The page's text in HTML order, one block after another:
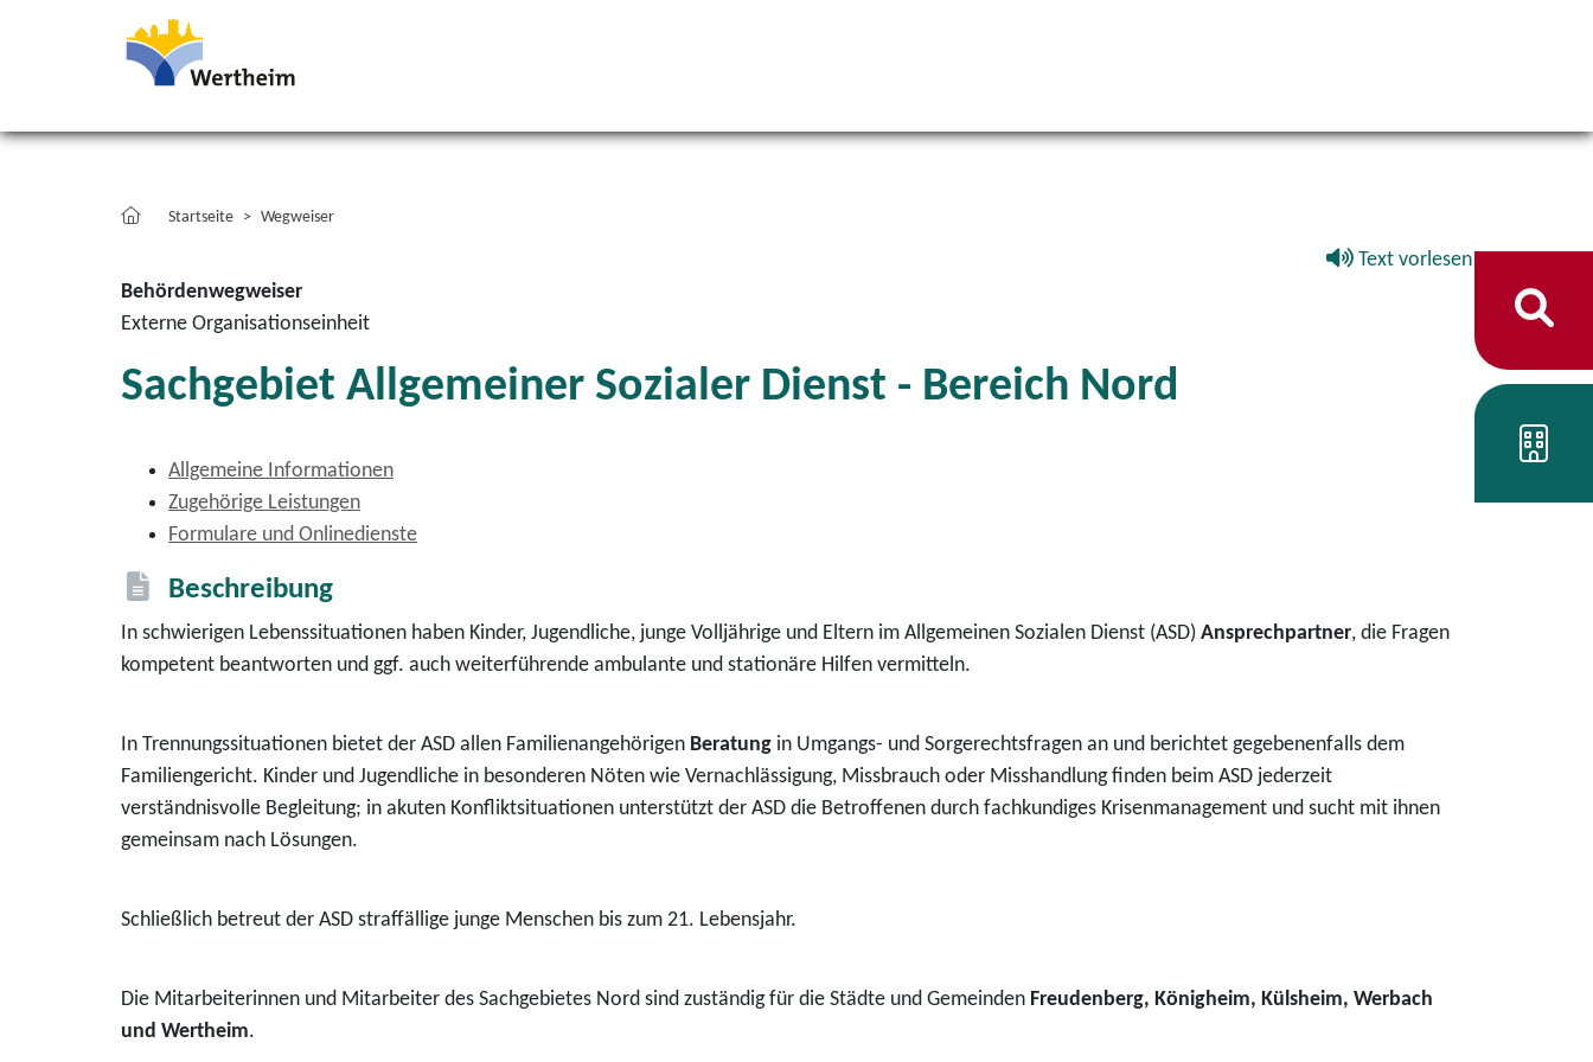
Startseite Wegweiser
Text vorlesen
Behördenwegweiser
Externe Organisationseinheit
Sachgebiet Allgemeiner Sozialer Dienst - Bereich Nord
Allgemeine Informationen
Zugehörige Leistungen
Formulare und Onlinedienste
Beschreibung
In schwierigen Lebenssituationen haben Kinder, Jugendliche, junge Volljährige und Eltern im Allgemeinen Sozialen Dienst (ASD) Ansprechpartner, die Fragen
kompetent beantworten und ggf. auch weiterführende ambulante und stationäre Hilfen vermitteln.
In Trennungssituationen bietet der ASD allen Familienangehörigen Beratung in Umgangs- und Sorgerechtsfragen an und berichtet gegebenenfalls dem
Familiengericht. Kinder und Jugendliche in besonderen Nöten wie Vernachlässigung, Missbrauch oder Misshandlung finden beim ASD jederzeit
verständnisvolle Begleitung; in akuten Konfliktsituationen unterstützt der ASD die Betroffenen durch fachkundiges Krisenmanagement und sucht mit ihnen
gemeinsam nach Lösungen.
Schließlich betreut der ASD straffällige junge Menschen bis zum 21. Lebensjahr.
Die Mitarbeiterinnen und Mitarbeiter des Sachgebietes Nord sind zuständig für die Städte und Gemeinden Freudenberg, Königheim, Külsheim, Werbach
und Wertheim.